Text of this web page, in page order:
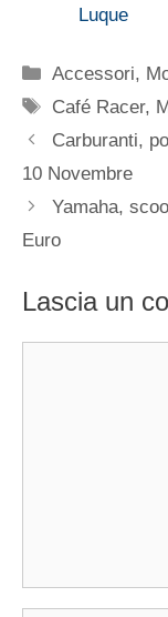
Luque
Categorie
Accessori,
Tag
Café Racer,
Carburanti,
10 Novembre
Yamaha,
Euro
Lascia un